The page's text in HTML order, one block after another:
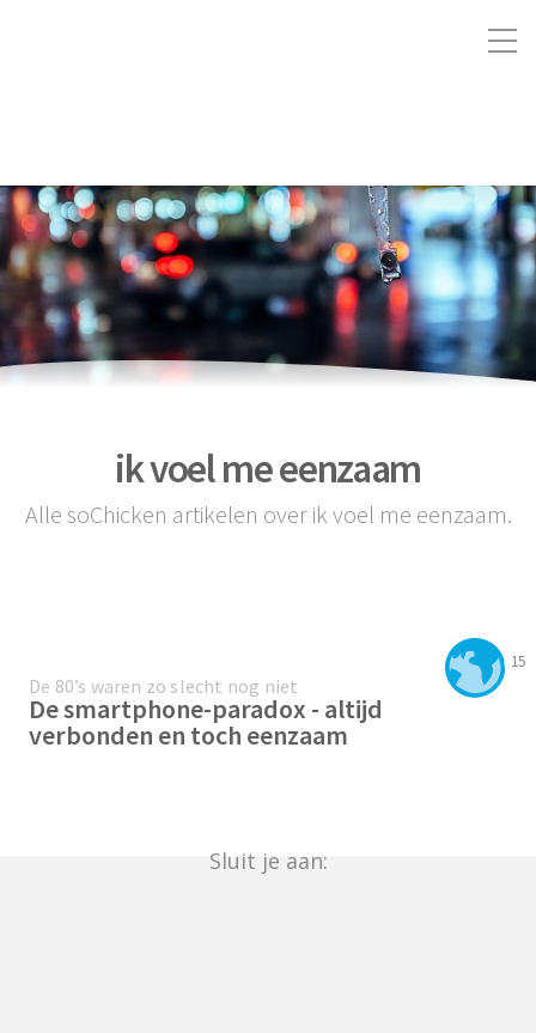
ik voel me eenzaam
Alle soChicken artikelen over ik voel me eenzaam.
15
De 80’s waren zo slecht nog niet
De smartphone-paradox - altijd
verbonden en toch eenzaam
Sluit je aan: